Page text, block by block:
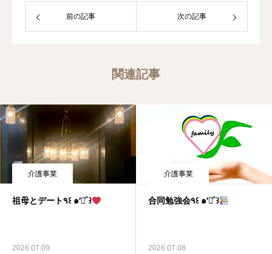
前の記事 次の記事
関連記事
介護事業
祖母とデート٩꒰ ๑′◡͐`꒱
2026.07.09
介護事業
合同勉強会٩꒰ ๑′◡͐`꒱
2026.07.08